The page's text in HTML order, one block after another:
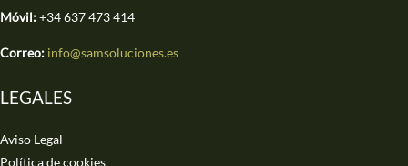
Móvil:+34 637 473 414
Correo: info@samsoluciones.es
LEGALES
Aviso Legal
Política de cookies